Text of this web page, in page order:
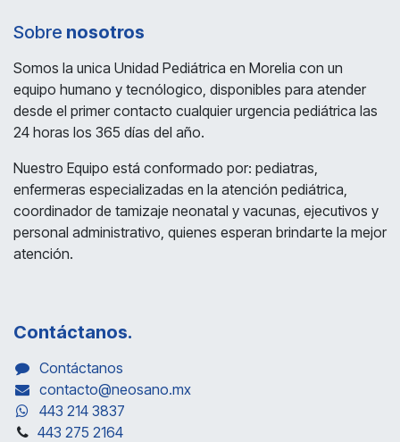
Sobre nosotros
Somos la unica Unidad Pediátrica en Morelia con un
equipo humano y tecnólogico, disponibles para atender
desde el primer contacto cualquier urgencia pediátrica las
24 horas los 365 días del año.
Nuestro Equipo está conformado por: pediatras,
enfermeras especializadas en la atención pediátrica,
coordinador de tamizaje neonatal y vacunas, ejecutivos y
personal administrativo, quienes esperan brindarte la mejor
atención.
Contáctanos.
Contáctanos
contacto@neosano.mx
443 214 3837
443 275 2164